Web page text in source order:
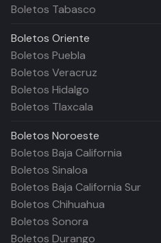
Boletos Tabasco
Boletos Oriente
Boletos Puebla
Boletos Veracruz
Boletos Hidalgo
Boletos Tlaxcala
Boletos Noroeste
Boletos Baja California
Boletos Sinaloa
Boletos Baja California Sur
Boletos Chihuahua
Boletos Sonora
Boletos Durango